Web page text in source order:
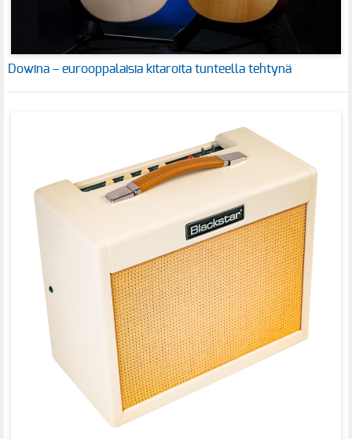
Dowina – eurooppalaisia kitaroita tunteella tehtynä